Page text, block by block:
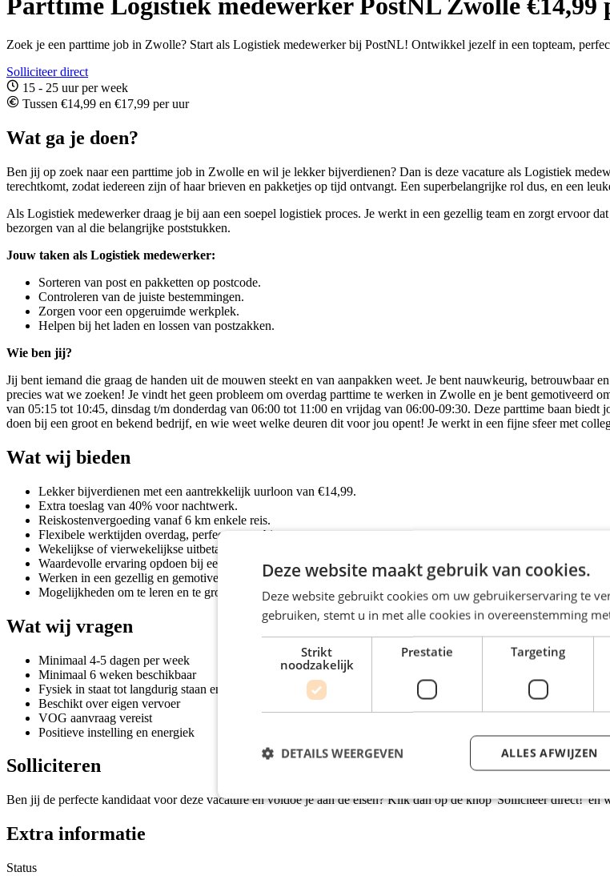
Zoek je een parttime job in Zwolle? Start als Logistiek medewerker bij PostNL! Ontwikkel jezelf in een topteam,
Solliciteer direct
15 - 25 uur per week
Tussen €14,99 en €17,99 per uur
Wat ga je doen?
Ben jij op zoek naar een parttime job in Zwolle en wil je lekker bijverdienen? Dan is deze vacature als Logistiek
terechtkomt, zodat iedereen zijn of haar brieven en pakketjes op tijd ontvangt. Een superbelangrijke rol dus, en een
Als Logistiek medewerker draag je bij aan een soepel logistiek proces. Je werkt in een gezellig team en zorgt ervoor
bezorgen van al die belangrijke poststukken.
Jouw taken als Logistiek medewerker:
Sorteren van post en pakketten op postcode.
Controleren van de juiste bestemmingen.
Zorgen voor een opgeruimde werkplek.
Helpen bij het laden en lossen van postzakken.
Wie ben jij?
Jij bent iemand die graag de handen uit de mouwen steekt en van aanpakken weet. Je bent nauwkeurig, betrouwbaar
precies wat we zoeken! Je vindt het geen probleem om overdag parttime te werken in Zwolle en je bent gemotiveerd
van 05:15 tot 10:45, dinsdag t/m donderdag van 06:00 tot 11:00 en vrijdag van 06:00-09:30. Deze parttime baan biedt
doen bij een groot en bekend bedrijf, en wie weet welke deuren dit voor jou opent! Je werkt in een fijne sfeer met
Wat wij bieden
Lekker bijverdienen met een aantrekkelijk uurloon van €14,99.
Extra toeslag van 40% voor nachtwerk.
Reiskostenvergoeding vanaf 6 km enkele reis.
Flexibele werktijden overdag, perfect te combineren.
Wekelijkse of vierwekelijkse uitbetaling, jij kiest.
Waardevolle ervaring opdoen bij een bekend bedrijf.
Werken in een gezellig en gemotiveerd team.
Mogelijkheden om te leren en te groeien binnen PostNL.
Wat wij vragen
Minimaal 4-5 dagen per week
Minimaal 6 weken beschikbaar
Fysiek in staat tot langdurig staan en tillen
Beschikt over eigen vervoer
VOG aanvraag vereist
Positieve instelling en energiek
Solliciteren
Ben jij de perfecte kandidaat voor deze vacature en voldoe je aan de eisen? Klik dan op de knop 'Solliciteer direct!' en
Extra informatie
Status
Deze website maakt gebruik van cookies.
Deze website gebruikt cookies om uw gebruikerservaring te
gebruiken, stemt u in met alle cookies in overeenstemming
Strikt
noodzakelijk
Prestatie Targeting
ALLES AFWIJZEN
DETAILS WEERGEVEN